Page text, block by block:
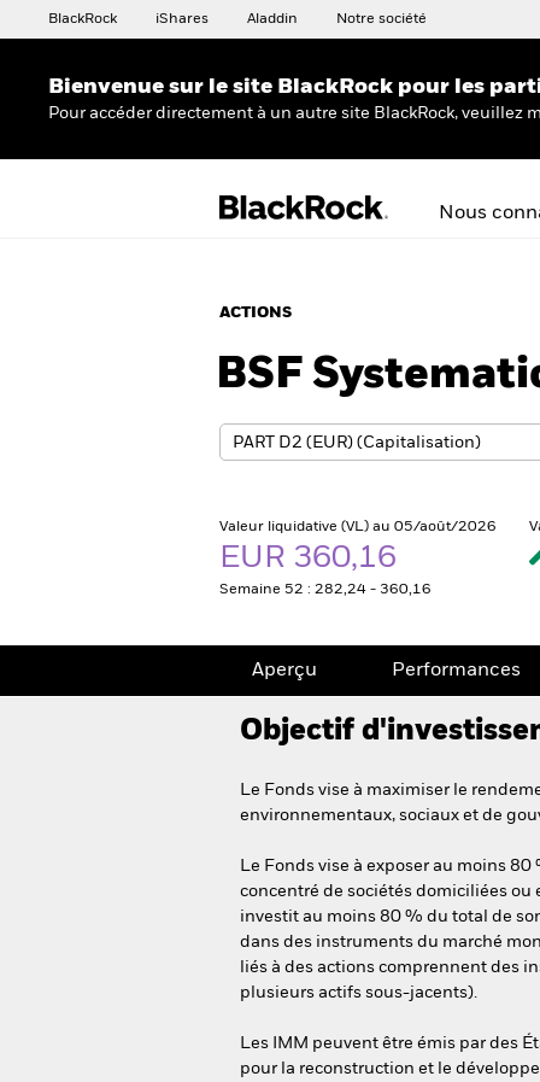
BlackRock iShares Aladdin Notre société
Bienvenue sur le site BlackRock pour les
Pour accéder directement à un autre site BlackRock, veuillez
Nous
ACTIONS
BSF
Valeur liquidative (VL) au 05/août/2026
EUR 360,16
Semaine 52 : 282,24 - 360,16
Aperçu Performances
Objectif
Le Fonds vise à maximiser le
environnementaux, sociaux et de
Le Fonds vise à exposer au moins
concentré de sociétés domiciliées ou
investit au moins 80 % du total de
dans des instruments du marché
liés à des actions comprennent des
plusieurs actifs sous-jacents).
Les IMM peuvent être émis par des
pour la reconstruction et le